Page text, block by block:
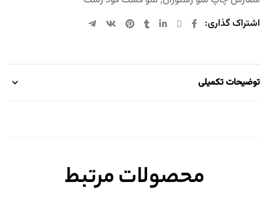
اشتراک گذاری:
توضیحات تکمیلی
محصولات مرتبط